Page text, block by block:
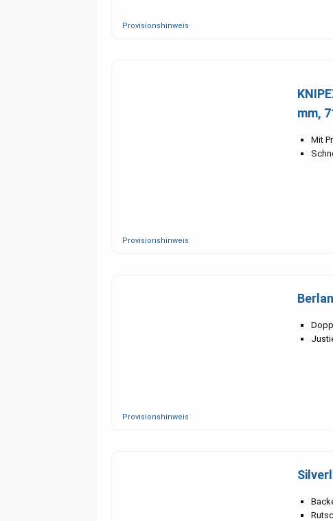
Provisionshinweis
mm,
Mit
Provisionshinweis
Provisionshinweis